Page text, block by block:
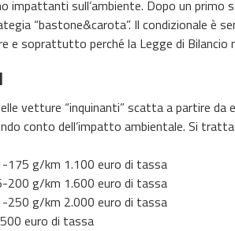
impattanti sull’ambiente. Dopo un primo
“bastone&carota”. Il condizionale è
e soprattutto perché la Legge di Bilancio
vetture “inquinanti” scatta a partire da
conto dell’impatto ambientale. Si
175 g/km 1.100 euro di tassa
200 g/km 1.600 euro di tassa
250 g/km 2.000 euro di tassa
euro di tassa